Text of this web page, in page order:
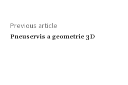
Previous article
Pneuservis a geometrie 3D